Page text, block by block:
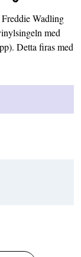
Wadling
med
Detta firas med